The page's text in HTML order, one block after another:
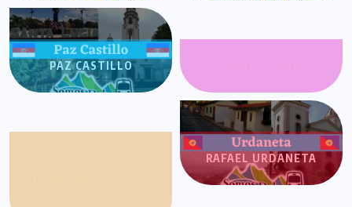
PAZ CASTILLO
RAFAEL URDANETA